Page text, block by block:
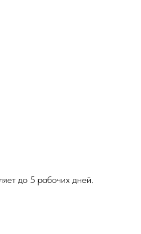
до 5 рабочих дней.